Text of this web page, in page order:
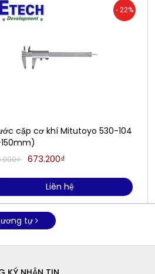
- 22%
cặp cơ khí Mitutoyo 530-104
673.200₫
Liên hệ
tự